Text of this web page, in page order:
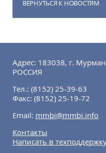
ВЕРНУТЬСЯ К НОВОСТЯМ
Адрес: 183038, г.
РОССИЯ
Тел.: (8152) 25-39-63
Факс: (8152) 25-19-72
Email: mmbi@mmbi.info
Контакты
Написать в